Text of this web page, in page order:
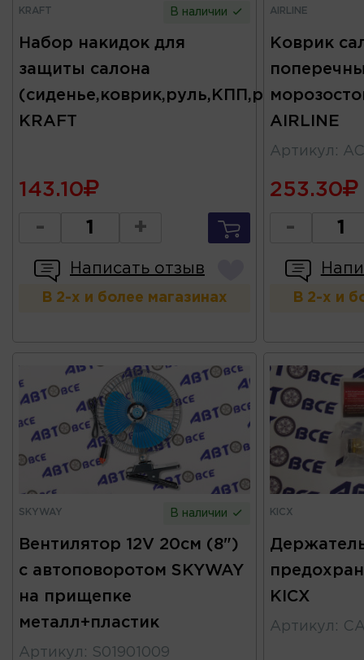
KRAFT В наличии
Набор накидок для
защиты салона
(сиденье,коврик,руль,КПП,ручник)
KRAFT
143.10
- +
Написать отзыв
В 2-х и более магазинах
AIRLINE
Коврик
AIRLINE
Артикул :
253.30
-
В 2-х и
SKYWAY В наличии
Вентилятор 12V 20см (8")
с автоповоротом SKYWAY
на прищепке
металл+пластик
Артикул : S01901009
KICX
KICX
Артикул :